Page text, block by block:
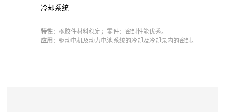
冷却系统
特性：橡胶件材料稳定；零件：密封性能优秀。
应用 ：驱动电机及动力电池系统的冷却及冷却泵内的密封。